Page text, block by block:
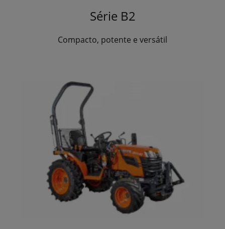
Série B2
Compacto, potente e versátil